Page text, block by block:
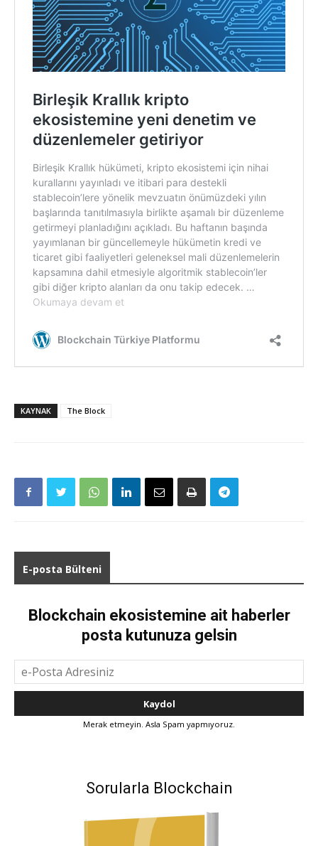
KAYNAK The Block
E-posta Bülteni
Blockchain ekosistemine ait haberler
posta kutunuza gelsin
Merak etmeyin. Asla Spam yapmıyoruz.
Sorularla Blockchain